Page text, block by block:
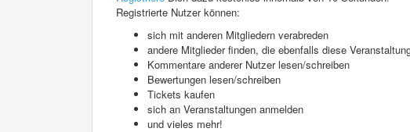
Registrierte Nutzer können:
sich mit anderen Mitgliedern verabreden
andere Mitglieder finden, die ebenfalls diese
Kommentare anderer Nutzer lesen/schreiben
Bewertungen lesen/schreiben
Tickets kaufen
sich an Veranstaltungen anmelden
und vieles mehr!